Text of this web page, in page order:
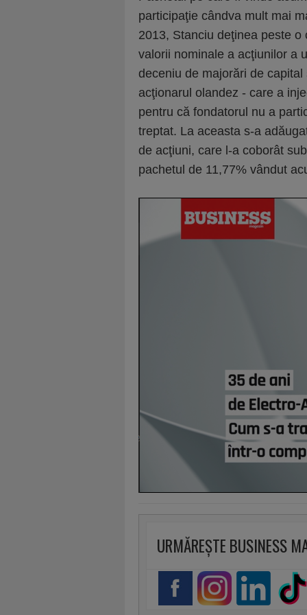
participaţie cândva mult mai
2013, Stanciu deţinea peste
valorii nominale a acţiunilor a
deceniu de majorări de
acţionarul olandez - care a
pentru că fondatorul nu a
treptat. La aceasta s-a
de acţiuni, care l-a coborât
pachetul de 11,77% vândut
URMĂREȘTE BUSINESS